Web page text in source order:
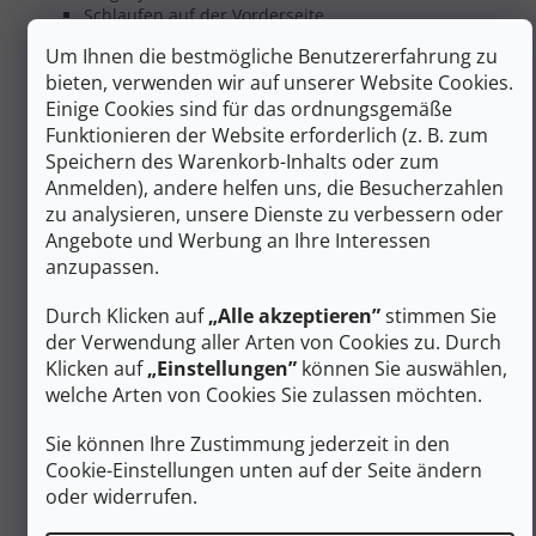
Um Ihnen die bestmögliche Benutzererfahrung zu
bieten, verwenden wir auf unserer Website Cookies.
Einige Cookies sind für das ordnungsgemäße
Funktionieren der Website erforderlich (z. B. zum
Speichern des Warenkorb-Inhalts oder zum
Anmelden), andere helfen uns, die Besucherzahlen
zu analysieren, unsere Dienste zu verbessern oder
Angebote und Werbung an Ihre Interessen
anzupassen.
Durch Klicken auf„Alle akzeptieren”stimmen Sie
der Verwendung aller Arten von Cookies zu. Durch
Klicken auf„Einstellungen” können Sie auswählen,
welche Arten von Cookies Sie zulassen möchten.
Sie können Ihre Zustimmung jederzeit in den
Cookie-Einstellungen unten auf der Seite ändern
oder widerrufen.
Schlaufen auf der Vorderseite
Handhabung auch mit Handschuhen
doppellagige Bodenplatte für zusätzliche
Haltbarkeit
Abmessungen: 25 x 55 x 33 cm
Empfohlene Höchstlast: 15,8 kg
Zusätzliche Parameter
Kategorie:
Kletter-, Freeride- und Skialp-
EAN:
Variante wählen
Geschlecht:
Männer
Schuhhöhe:
Hoch
Material:
Synthetik
Membrane
(Wasserfestigkeit):
GORE-TEX,Membrane
(Wasserfestigkeit)
Farbe: